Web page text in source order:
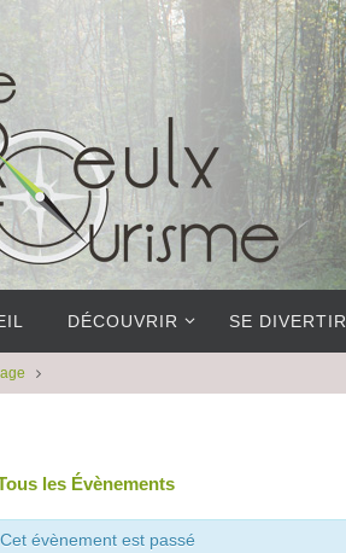
DÉCOUVRIR SE DIVERTIR
les Évènements
Cet évènement est passé